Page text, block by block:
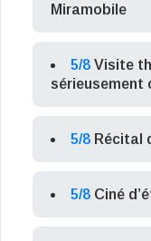
Miramobile
5/8 Visite
sérieusement
5/8 Récital
5/8 Ciné